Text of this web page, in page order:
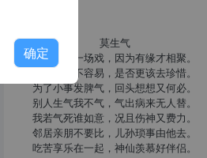
莫生气
人生就像一场戏，因为有缘才相聚。
相扶到老不容易，是否更该去珍惜。
为了小事发脾气，回头想想又何必。
别人生气我不气，气出病来无人替。
我若气死谁如意，况且伤神又费力。
邻居亲朋不要比，儿孙琐事由他去。
吃苦享乐在一起，神仙羡慕好伴侣。
确定